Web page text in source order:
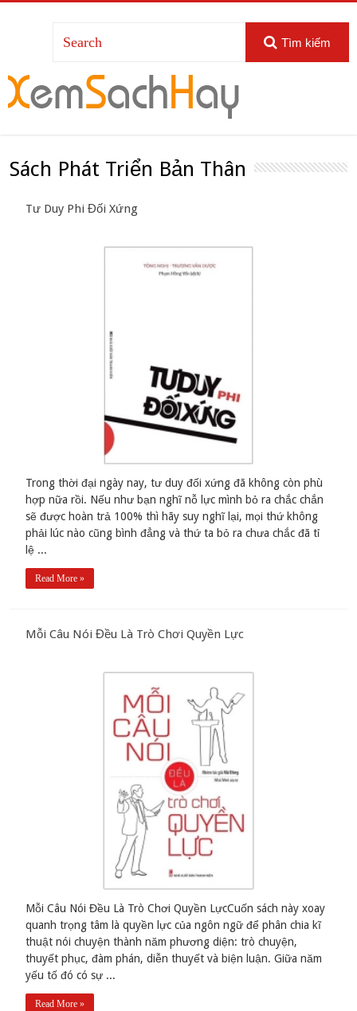
Tìm kiếm
Sách Phát Triển Bản Thân
Tư Duy Phi Đối Xứng
Trong thời đại ngày nay, tư duy đối xứng đã không còn phù
hợp nữa rồi. Nếu như bạn nghĩ nỗ lực mình bỏ ra chắc chắn
sẽ được hoàn trả 100% thì hãy suy nghĩ lại, mọi thứ không
phải lúc nào cũng bình đẳng và thứ ta bỏ ra chưa chắc đã tỉ
lệ ...
Read More »
Mỗi Câu Nói Đều Là Trò Chơi Quyền Lực
Mỗi Câu Nói Đều Là Trò Chơi Quyền LựcCuốn sách này xoay
quanh trọng tâm là quyền lực của ngôn ngữ để phân chia kĩ
thuật nói chuyện thành năm phương diện: trò chuyện,
thuyết phục, đàm phán, diễn thuyết và biện luận. Giữa năm
yếu tố đó có sự ...
Read More »